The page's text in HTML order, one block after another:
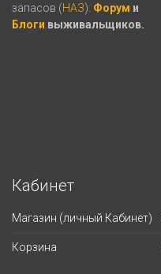
запасов (НАЗ). Форум и
Блоги выживальщиков.
Кабинет
Магазин (личный Кабинет)
Корзина